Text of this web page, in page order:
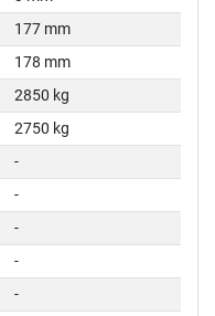
177 mm
178 mm
2850 kg
2750 kg
-
-
-
-
-